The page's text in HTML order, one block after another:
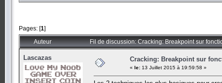
Pages: [1]
Auteur Fil de discussion: Cracking: Breakpoint sur
Lascazas Cracking: Breakpoint sur
« le: 13 Juillet 2015 à 19:59:58 »